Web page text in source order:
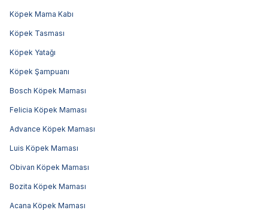
Köpek Mama Kabı
Köpek Tasması
Köpek Yatağı
Köpek Şampuanı
Bosch Köpek Maması
Felicia Köpek Maması
Advance Köpek Maması
Luis Köpek Maması
Obivan Köpek Maması
Bozita Köpek Maması
Acana Köpek Maması